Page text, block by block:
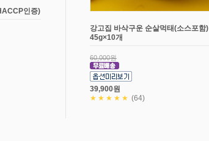
인증)
강고집 바삭구운 순살먹태(소스포함)
45g×10개
60,000원
39,900원
★★★★★ (64)